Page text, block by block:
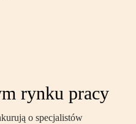
rynku pracy
o specjalistów